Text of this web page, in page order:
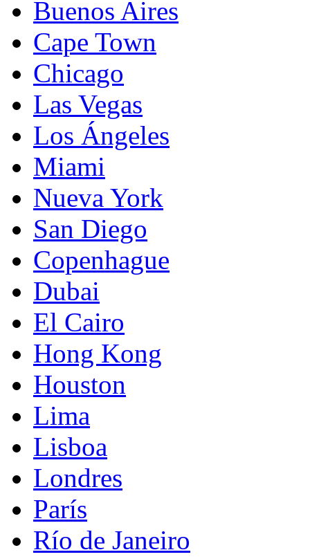
Buenos Aires
Cape Town
Chicago
Las Vegas
Los Ángeles
Miami
Nueva York
San Diego
Copenhague
Dubai
El Cairo
Hong Kong
Houston
Lima
Lisboa
Londres
París
Río de Janeiro